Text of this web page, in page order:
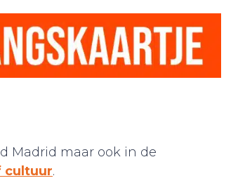
Madrid maar ook in de
cultuur.